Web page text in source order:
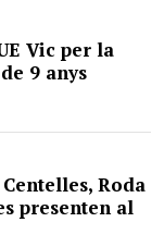
Vic per la
9 anys
Roda
presenten al